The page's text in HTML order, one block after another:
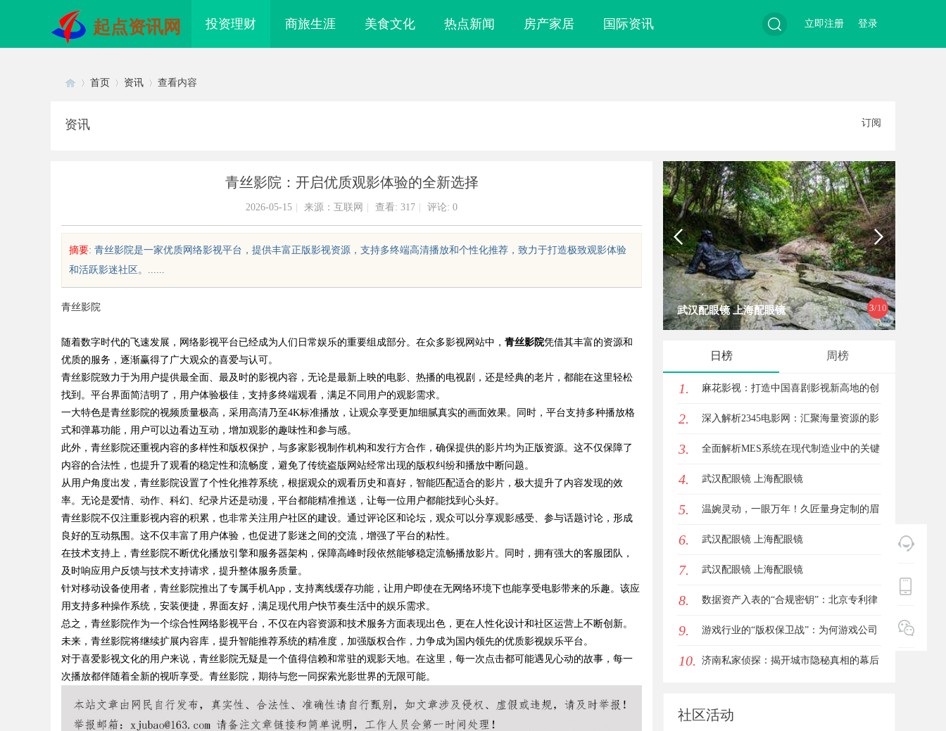
起点资讯网 投资理财 商旅生涯 美食文化 热点新闻 房产家居 国际资讯
索
登录
立即注册
uz
!
Bo
首页 资讯 查看内容
资讯 订阅
青丝影院：开启优质观影体验的全新选择
2026-05-15 来源：互联网 查看: 317 评论: 0
摘要: 青丝影院是一家优质网络影视平台，提供丰富正版影视资源，支持多终端高清播放和个性化推荐，致力于打造极致观影体验
和活跃影迷社区。......
青丝影院
随着数字时代的飞速发展，网络影视平台已经成为人们日常娱乐的重要组成部分。在众多影视网站中， 青丝影院凭借其丰富的资源和
优质的服务，逐渐赢得了广大观众的喜爱与认可。
青丝影院致力于为用户提供最全面、最及时的影视内容，无论是最新上映的电影、热播的电视剧，还是经典的老片，都能在这里轻松
找到。平台界面简洁明了，用户体验极佳，支持多终端观看，满足不同用户的观影需求。
一大特色是青丝影院的视频质量极高，采用高清乃至4K标准播放，让观众享受更加细腻真实的画面效果。同时，平台支持多种播放格
式和弹幕功能，用户可以边看边互动，增加观影的趣味性和参与感。
此外，青丝影院还重视内容的多样性和版权保护，与多家影视制作机构和发行方合作，确保提供的影片均为正版资源。这不仅保障了
内容的合法性，也提升了观看的稳定性和流畅度，避免了传统盗版网站经常出现的版权纠纷和播放中断问题。
从用户角度出发，青丝影院设置了个性化推荐系统，根据观众的观看历史和喜好，智能匹配适合的影片，极大提升了内容发现的效
率。无论是爱情、动作、科幻、纪录片还是动漫，平台都能精准推送，让每一位用户都能找到心头好。
青丝影院不仅注重影视内容的积累，也非常关注用户社区的建设。通过评论区和论坛，观众可以分享观影感受、参与话题讨论，形成
良好的互动氛围。这不仅丰富了用户体验，也促进了影迷之间的交流，增强了平台的粘性。
在技术支持上，青丝影院不断优化播放引擎和服务器架构，保障高峰时段依然能够稳定流畅播放影片。同时，拥有强大的客服团队，
及时响应用户反馈与技术支持请求，提升整体服务质量。
针对移动设备使用者，青丝影院推出了专属手机App，支持离线缓存功能，让用户即使在无网络环境下也能享受电影带来的乐趣。该应
用支持多种操作系统，安装便捷，界面友好，满足现代用户快节奏生活中的娱乐需求。
总之，青丝影院作为一个综合性网络影视平台，不仅在内容资源和技术服务方面表现出色，更在人性化设计和社区运营上不断创新。
未来，青丝影院将继续扩展内容库，提升智能推荐系统的精准度，加强版权合作，力争成为国内领先的优质影视娱乐平台。
对于喜爱影视文化的用户来说，青丝影院无疑是一个值得信赖和常驻的观影天地。在这里，每一次点击都可能遇见心动的故事，每一
次播放都伴随着全新的视听享受。青丝影院，期待与您一同探索光影世界的无限可能。
4/10
贝净 AC 国际医疗实验室，标准化研
发体系全解析
武汉配眼镜 上海配眼镜
日榜 周榜
1. 麻花影视：打造中国喜剧影视新高地的创
新典范
2. 深入解析2345电影网：汇聚海量资源的影
视娱乐平台
3. 全面解析MES系统在现代制造业中的关键
作用与应用前景
4. 武汉配眼镜 上海配眼镜
5. 温婉灵动，一眼万年！久匠量身定制的眉
眼唇，才是你整张脸的点睛之笔！淡颜系
女生的气质加分项
6. 武汉配眼镜 上海配眼镜
7. 武汉配眼镜 上海配眼镜
8. 数据资产入表的“合规密钥”：北京专利律
师如何为数据知识产权登记扫清障碍
9. 游戏行业的“版权保卫战”：为何游戏公司
离不开版权律师
10. 济南私家侦探：揭开城市隐秘真相的幕后
社区活动